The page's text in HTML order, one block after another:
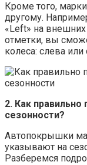
Кроме того,
другому.
«Left» на
отметки, вы
колеса: слева или
2. Как правильно
сезонности?
Автопокрышки
указывают на
Разберемся